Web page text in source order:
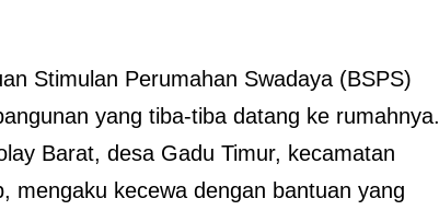
Stimulan Perumahan Swadaya (BSPS)
yang tiba-tiba datang ke rumahnya.
Barat, desa Gadu Timur, kecamatan
mengaku kecewa dengan bantuan yang